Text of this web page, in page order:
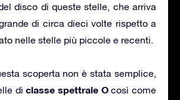
disco di queste stelle, che arriva
di circa dieci volte rispetto a
nelle stelle più piccole e recenti.
scoperta non è stata semplice,
diclasse spettrale Ocosì come